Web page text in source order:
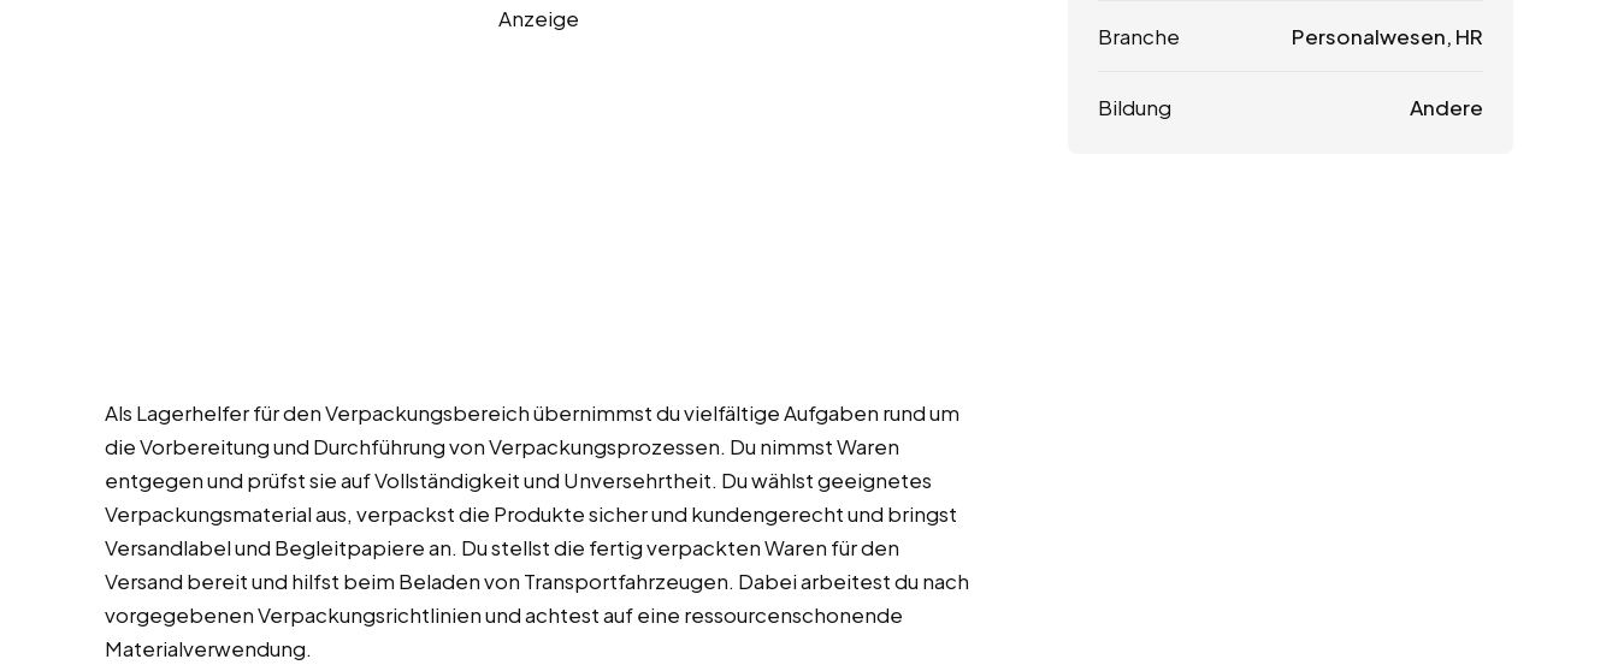
Anzeige
Als Lagerhelfer für den Verpackungsbereich übernimmst du vielfältige Aufgaben rund um
die Vorbereitung und Durchführung von Verpackungsprozessen. Du nimmst Waren
entgegen und prüfst sie auf Vollständigkeit und Unversehrtheit. Du wählst geeignetes
Verpackungsmaterial aus, verpackst die Produkte sicher und kundengerecht und bringst
Versandlabel und Begleitpapiere an. Du stellst die fertig verpackten Waren für den
Versand bereit und hilfst beim Beladen von Transportfahrzeugen. Dabei arbeitest du nach
vorgegebenen Verpackungsrichtlinien und achtest auf eine ressourcenschonende
Materialverwendung.
Branche Personalwesen, HR
Bildung Andere